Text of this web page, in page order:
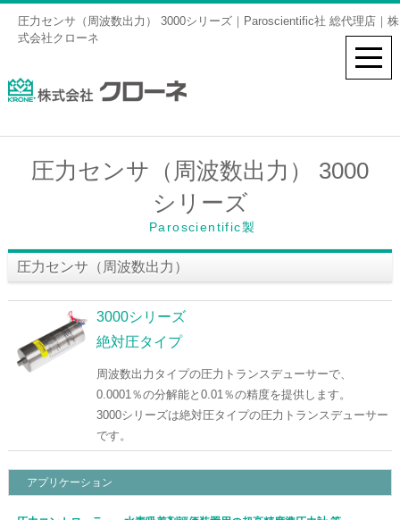
圧力センサ（周波数出力） 3000シリーズ｜Paroscientific社 総代理店｜株
式会社クローネ
圧力センサ（周波数出力） 3000
シリーズ
Paroscientific製
圧力センサ（周波数出力）
3000シリーズ
絶対圧タイプ
周波数出力タイプの圧力トランスデューサーで、
0.0001％の分解能と0.01％の精度を提供します。
3000シリーズは絶対圧タイプの圧力トランスデューサー
です。
アプリケーション